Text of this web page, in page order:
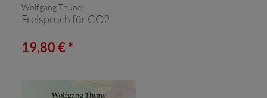
Wolfgang Thüne:
Freispruch für CO2
19,80 € *